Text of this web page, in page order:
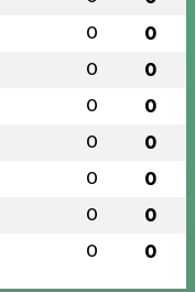
0 0
0 0
0 0
0 0
0 0
0 0
0 0